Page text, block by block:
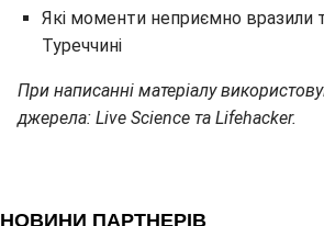
Які моменти неприємно вразили
Туреччині
При написанні матеріалу
джерела: Live Science та Lifehacker.